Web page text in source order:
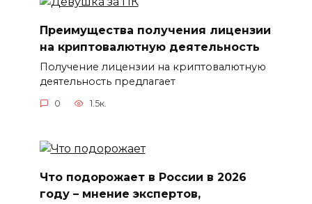
Преимущества получения лицензии
на криптовалютную деятельность
Получение лицензии на криптовалютную
деятельность предлагает
0 1.5к.
Что подорожает в России в 2026
году – мнение экспертов,